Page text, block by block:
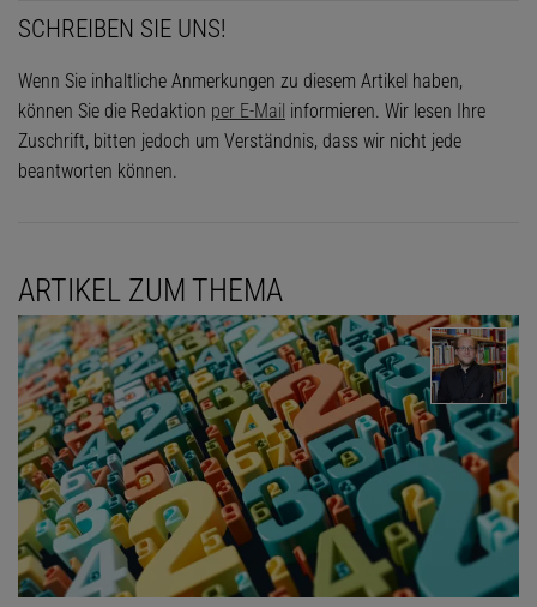
SCHREIBEN SIE UNS!
Wenn Sie inhaltliche Anmerkungen zu diesem Artikel haben,
können Sie die Redaktion per E-Mail informieren. Wir lesen Ihre
Zuschrift, bitten jedoch um Verständnis, dass wir nicht jede
beantworten können.
ARTIKEL ZUM THEMA